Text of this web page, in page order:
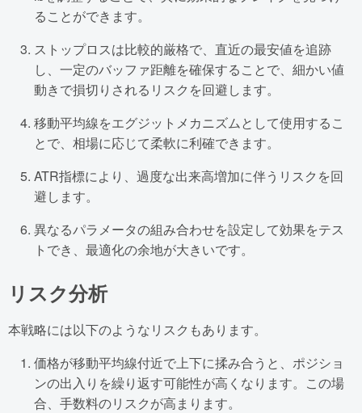
ることができます。
ストップロスは比較的厳格で、直近の最安値を追跡
し、一定のバッファ距離を確保することで、細かい値
動きで損切りされるリスクを回避します。
移動平均線をエグジットメカニズムとして使用するこ
とで、相場に応じて柔軟に利確できます。
ATR指標により、過度な出来高増加に伴うリスクを回
避します。
異なるパラメータの組み合わせを設定して効果をテス
トでき、最適化の余地が大きいです。
リスク分析
本戦略には以下のようなリスクもあります。
価格が移動平均線付近で上下に揉み合うと、ポジショ
ンの出入りを繰り返す可能性が高くなります。この場
合、手数料のリスクが高まります。